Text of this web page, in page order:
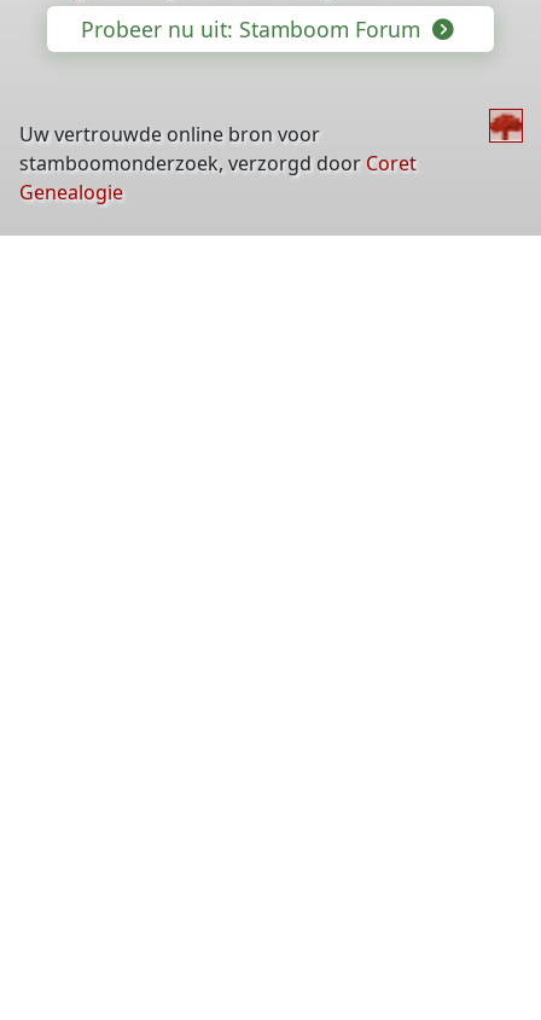
Probeer nu uit: Stamboom Forum
Uw vertrouwde online bron voor
stamboomonderzoek, verzorgd door Coret
Genealogie